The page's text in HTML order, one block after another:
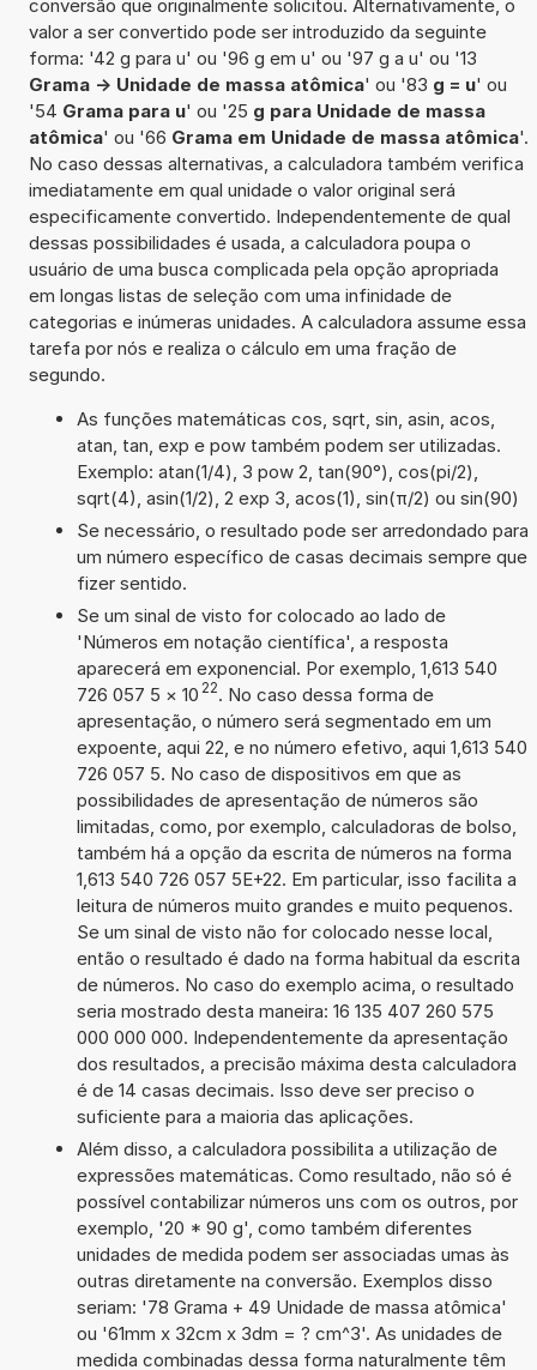
conversão que originalmente solicitou. Alternativamente, o
valor a ser convertido pode ser introduzido da seguinte
forma: '42 g para u' ou '96 g em u' ou '97 g a u' ou '13
Grama -> Unidade de massa atômica' ou '83 g = u' ou
'54 Grama para u' ou '25 g para Unidade de massa
atômica' ou '66 Grama em Unidade de massa atômica'.
No caso dessas alternativas, a calculadora também verifica
imediatamente em qual unidade o valor original será
especificamente convertido. Independentemente de qual
dessas possibilidades é usada, a calculadora poupa o
usuário de uma busca complicada pela opção apropriada
em longas listas de seleção com uma infinidade de
categorias e inúmeras unidades. A calculadora assume essa
tarefa por nós e realiza o cálculo em uma fração de
segundo.
As funções matemáticas cos, sqrt, sin, asin, acos,
atan, tan, exp e pow também podem ser utilizadas.
Exemplo: atan(1/4), 3 pow 2, tan(90°), cos(pi/2),
sqrt(4), asin(1/2), 2 exp 3, acos(1), sin(π/2) ou sin(90)
Se necessário, o resultado pode ser arredondado para
um número específico de casas decimais sempre que
fizer sentido.
Se um sinal de visto for colocado ao lado de
'Números em notação científica', a resposta
aparecerá em exponencial. Por exemplo, 1,613 540
726 057 5 × 10 22. No caso dessa forma de
apresentação, o número será segmentado em um
expoente, aqui 22, e no número efetivo, aqui 1,613 540
726 057 5. No caso de dispositivos em que as
possibilidades de apresentação de números são
limitadas, como, por exemplo, calculadoras de bolso,
também há a opção da escrita de números na forma
1,613 540 726 057 5E+22. Em particular, isso facilita a
leitura de números muito grandes e muito pequenos.
Se um sinal de visto não for colocado nesse local,
então o resultado é dado na forma habitual da escrita
de números. No caso do exemplo acima, o resultado
seria mostrado desta maneira: 16 135 407 260 575
000 000 000. Independentemente da apresentação
dos resultados, a precisão máxima desta calculadora
é de 14 casas decimais. Isso deve ser preciso o
suficiente para a maioria das aplicações.
Além disso, a calculadora possibilita a utilização de
expressões matemáticas. Como resultado, não só é
possível contabilizar números uns com os outros, por
exemplo, '20 * 90 g', como também diferentes
unidades de medida podem ser associadas umas às
outras diretamente na conversão. Exemplos disso
seriam: '78 Grama + 49 Unidade de massa atômica'
ou '61mm x 32cm x 3dm = ? cm^3'. As unidades de
medida combinadas dessa forma naturalmente têm